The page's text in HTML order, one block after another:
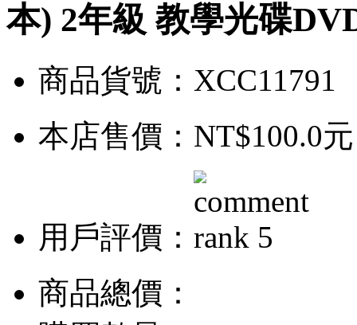
本) 2年級 教學光碟
商品貨號：XCC11791
本店售價： NT$100.0元
用戶評價：
商品總價：